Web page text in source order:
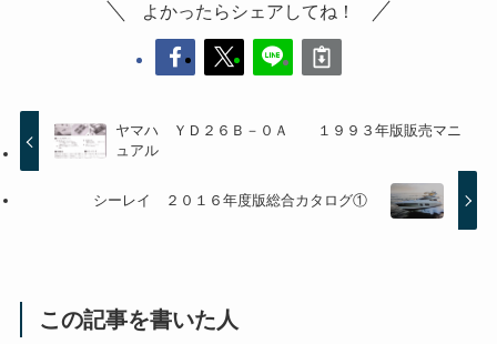
よかったらシェアしてね！
ヤマハ ＹＤ２６Ｂ－０Ａ １９９３年版販売マニ
ュアル
シーレイ ２０１６年度版総合カタログ①
この記事を書いた人